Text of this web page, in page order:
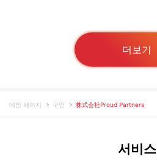
더보기
메인 페이지 구인 株式会社Proud Partners
서비스